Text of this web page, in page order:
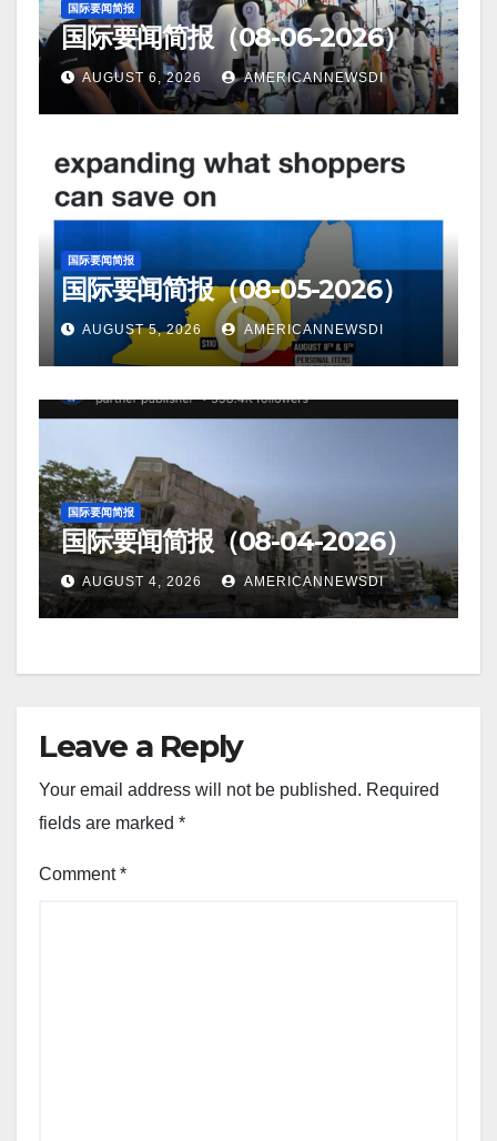
国际要闻简报
国际要闻简报（08-06-2026）
AUGUST 6, 2026 AMERICANNEWSDI
国际要闻简报
国际要闻简报（08-05-2026）
AUGUST 5, 2026 AMERICANNEWSDI
国际要闻简报
国际要闻简报（08-04-2026）
AUGUST 4, 2026 AMERICANNEWSDI
Leave a Reply
Your email address will not be published. Required
fields are marked *
Comment*